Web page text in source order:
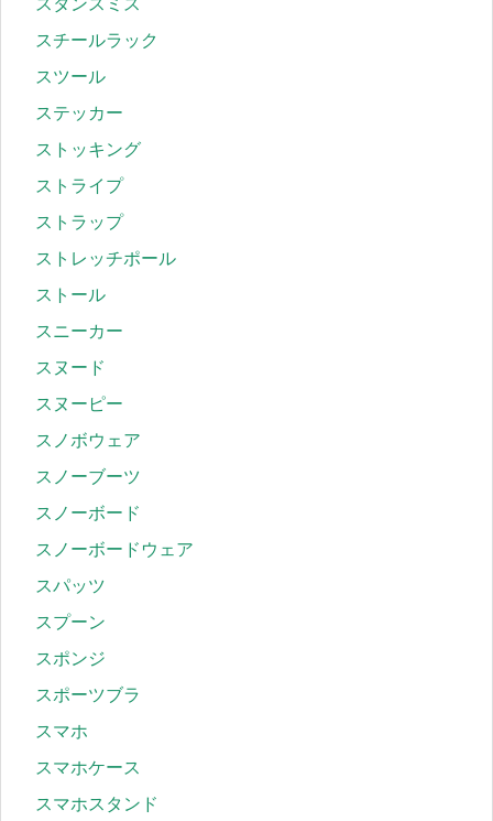
スタンスミス
スチールラック
スツール
ステッカー
ストッキング
ストライプ
ストラップ
ストレッチポール
ストール
スニーカー
スヌード
スヌーピー
スノボウェア
スノーブーツ
スノーボード
スノーボードウェア
スパッツ
スプーン
スポンジ
スポーツブラ
スマホ
スマホケース
スマホスタンド